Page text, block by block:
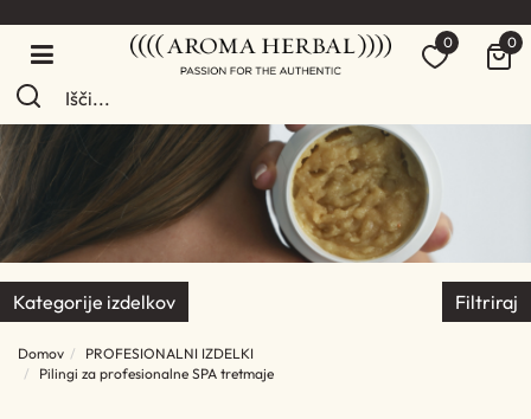
0 0
Kategorije izdelkov Filtriraj
Domov
PROFESIONALNI IZDELKI
Pilingi za profesionalne SPA tretmaje